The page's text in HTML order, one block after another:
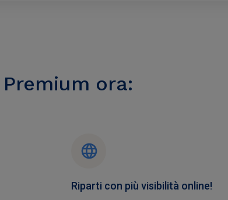
ora:
Riparti con più visibilità online!